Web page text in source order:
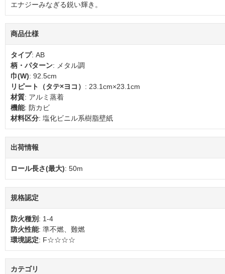
エナジーみなぎる鋭い輝き。
商品仕様
タイプ: AB
柄・パターン: メタル調
巾(W): 92.5cm
リピート（タテ×ヨコ） : 23.1cm×23.1cm
材質: アルミ蒸着
機能: 防カビ
材料区分: 塩化ビニル系樹脂壁紙
出荷情報
ロール長さ(最大): 50m
規格認定
防火種別 : 1-4
防火性能: 準不燃、難燃
環境認定: F☆☆☆☆
カテゴリ